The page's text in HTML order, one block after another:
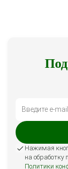
Нажимая
на обработку
Политики